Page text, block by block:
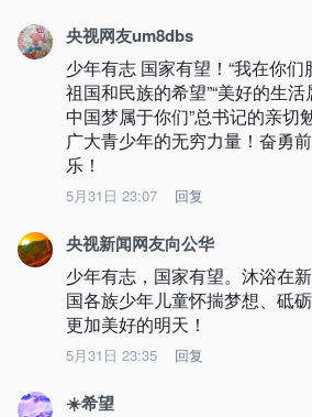
央视网友um8dbs
少年有志 国家有望！“我在你
祖国和民族的希望”“美好的生
中国梦属于你们”总书记的亲切
广大青少年的无穷力量！奋勇
乐！
5月31日 23:07 回复
央视新闻网友向公华
少年有志，国家有望。沐浴在
国各族少年儿童怀揣梦想、砥
更加美好的明天！
5月31日 23:35 回复
☀️希望